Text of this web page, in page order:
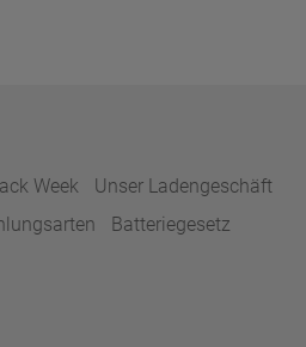
Week
Unser Ladengeschäft
Batteriegesetz